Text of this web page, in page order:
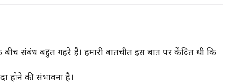
बीच संबंध बहुत गहरे हैं। हमारी बातचीत इस बात पर केंद्रित थी कि
होने की संभावना है।